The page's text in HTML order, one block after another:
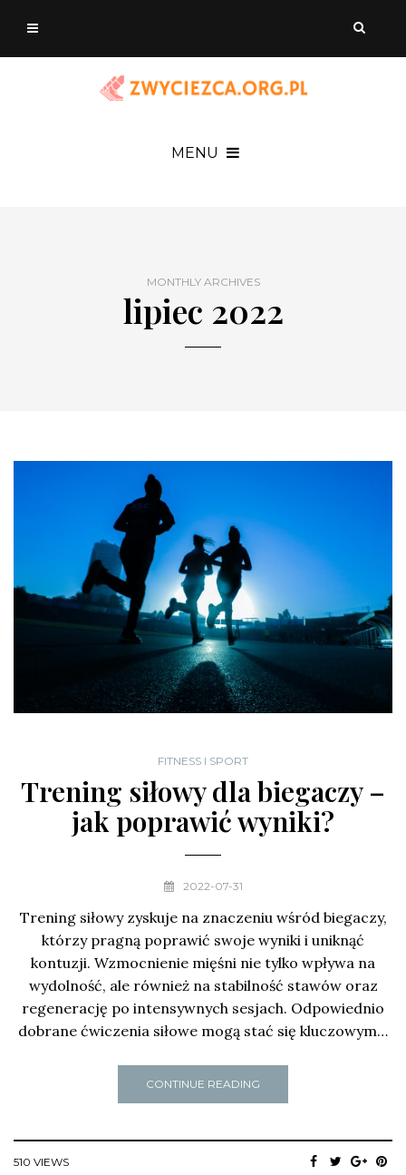
MENU
MONTHLY ARCHIVES
lipiec 2022
FITNESS I SPORT
Trening siłowy dla biegaczy –
jak poprawić wyniki?
2022-07-31
Trening siłowy zyskuje na znaczeniu wśród biegaczy,
którzy pragną poprawić swoje wyniki i uniknąć
kontuzji. Wzmocnienie mięśni nie tylko wpływa na
wydolność, ale również na stabilność stawów oraz
regenerację po intensywnych sesjach. Odpowiednio
dobrane ćwiczenia siłowe mogą stać się kluczowym…
CONTINUE READING
510 VIEWS